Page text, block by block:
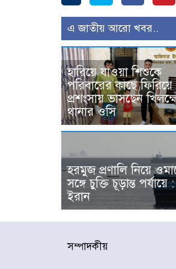
এ জাতীয় আরো খবর..
হারিয়ে যাওয়া শিশুকে
পরিবারের কাছে ফিরিয়ে
প্রশংসায় ভাসছেন
থানার ওসি
হরমুজ প্রণালি নিয়ে
সঙ্গে চুক্তি চূড়ান্ত পর্যায়ে :
ইরান
সম্পাদকীয়